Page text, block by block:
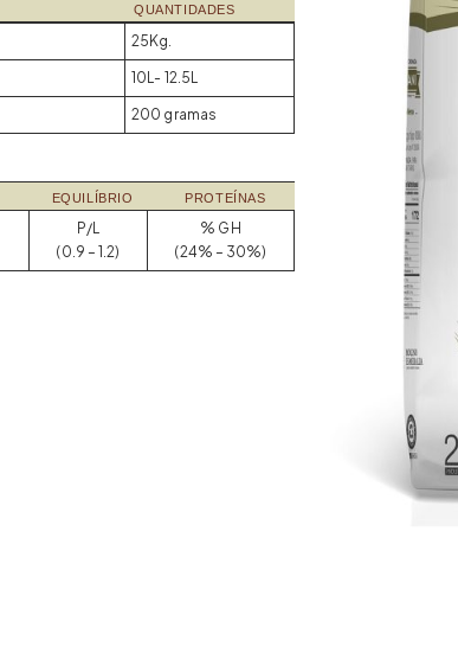
QUANTIDADES
25Kg.
10L- 12.5L
200 gramas
EQUILÍBRIO PROTEÍNAS
P/L
(0.9 – 1.2)
% GH
(24% – 30%)